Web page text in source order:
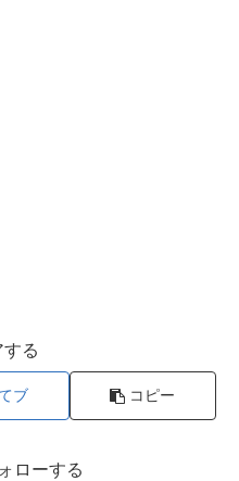
する
ブ コピー
ローする